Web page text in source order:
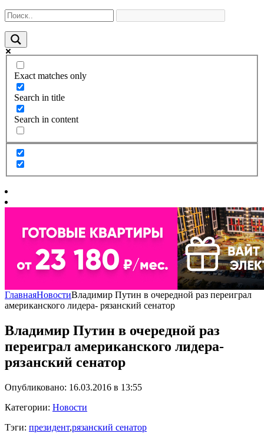
Exact matches only
Search in title
Search in content
ГлавнаяНовостиВладимир Путин в очередной раз переиграл
американского лидера- рязанский сенатор
Владимир Путин в очередной раз
переиграл американского лидера-
рязанский сенатор
Опубликовано: 16.03.2016 в 13:55
Категории: Новости
Тэги: президент,рязанский сенатор